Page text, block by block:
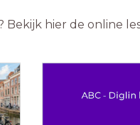
Bekijk hier de online